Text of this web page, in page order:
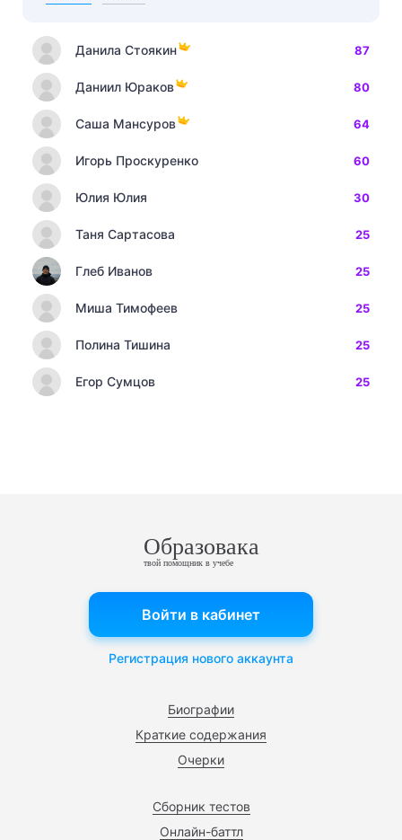
Данила Стоякин 87
Даниил Юраков 80
Саша Мансуров 64
Игорь Проскуренко 60
Юлия Юлия 30
Таня Сартасова 25
Глеб Иванов 25
Миша Тимофеев 25
Полина Тишина 25
Егор Сумцов 25
Образовака
твой помощник в учебе
Биографии
Краткие содержания
Очерки
Сборник тестов
Онлайн-баттл
Войти в кабинет
Регистрация нового аккаунта